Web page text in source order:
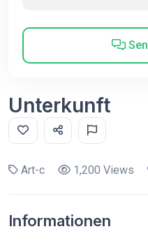
Unterkunft
Art-c 1,200 Views
Informationen